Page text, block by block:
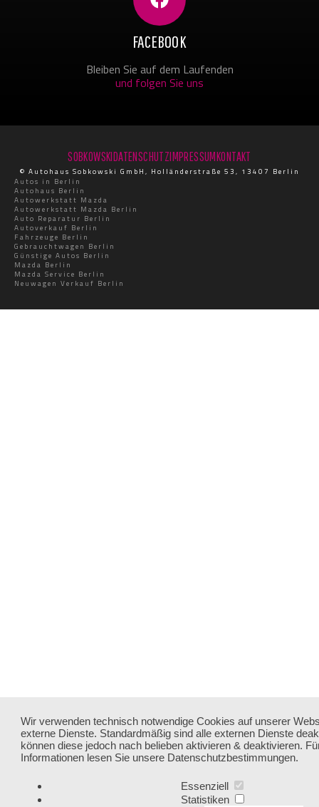
FACEBOOK
Bleiben Sie auf dem Laufenden
und folgen Sie uns
SOBKOWSKIDATENSCHUTZIMPRESSUMKONTAKT
© Autohaus Sobkowski GmbH, Holländerstraße 53, 13407 Berlin
Autos in Berlin
Autohaus Berlin
Autowerkstatt Mazda
Autowerkstatt Mazda Berlin
Auto Reparatur Berlin
Autoverkauf Berlin
Fahrzeuge Berlin
Gebrauchtwagen Berlin
Günstige Autos Berlin
Mazda Berlin
Mazda Service Berlin
Neuwagen Verkauf Berlin
Wir verwenden technisch notwendige Cookies auf unserer
externe Dienste. Standardmäßig sind alle externen Dienste
können diese jedoch nach belieben aktivieren & deaktivieren.
Informationen lesen Sie unsere Datenschutzbestimmungen.
Essenziell
Statistiken